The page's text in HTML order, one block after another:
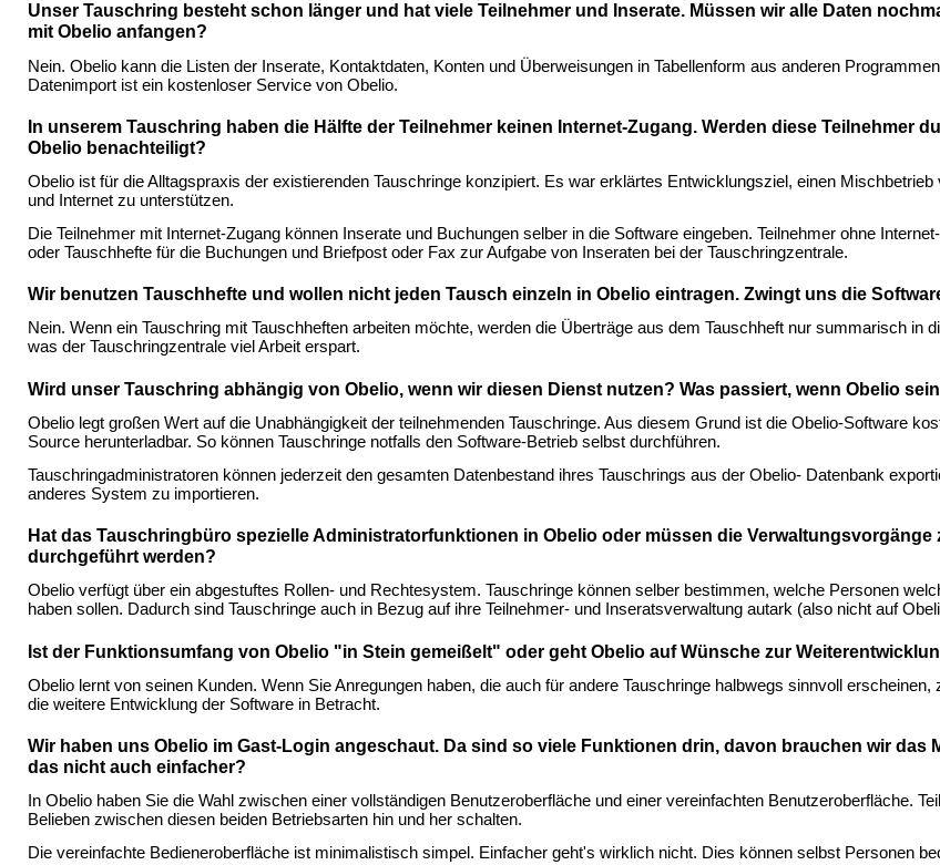
Unser Tauschring besteht schon länger und hat viele Teilnehmer und Inserate. Müssen wir alle Daten
mit Obelio anfangen?
Nein. Obelio kann die Listen der Inserate, Kontaktdaten, Konten und Überweisungen in Tabellenform aus anderen
Datenimport ist ein kostenloser Service von Obelio.
In unserem Tauschring haben die Hälfte der Teilnehmer keinen Internet-Zugang. Werden diese Teilnehmer
Obelio benachteiligt?
Obelio ist für die Alltagspraxis der existierenden Tauschringe konzipiert. Es war erklärtes Entwicklungsziel, einen Mischbetrieb
und Internet zu unterstützen.
Die Teilnehmer mit Internet-Zugang können Inserate und Buchungen selber in die Software eingeben. Teilnehmer ohne
oder Tauschhefte für die Buchungen und Briefpost oder Fax zur Aufgabe von Inseraten bei der Tauschringzentrale.
Wir benutzen Tauschhefte und wollen nicht jeden Tausch einzeln in Obelio eintragen. Zwingt uns die
Nein. Wenn ein Tauschring mit Tauschheften arbeiten möchte, werden die Überträge aus dem Tauschheft nur summarisch in
was der Tauschringzentrale viel Arbeit erspart.
Wird unser Tauschring abhängig von Obelio, wenn wir diesen Dienst nutzen? Was passiert, wenn Obelio
Obelio legt großen Wert auf die Unabhängigkeit der teilnehmenden Tauschringe. Aus diesem Grund ist die Obelio-Software
Source herunterladbar. So können Tauschringe notfalls den Software-Betrieb selbst durchführen.
Tauschringadministratoren können jederzeit den gesamten Datenbestand ihres Tauschrings aus der Obelio- Datenbank
anderes System zu importieren.
Hat das Tauschringbüro spezielle Administratorfunktionen in Obelio oder müssen die Verwaltungsvorgänge
durchgeführt werden?
Obelio verfügt über ein abgestuftes Rollen- und Rechtesystem. Tauschringe können selber bestimmen, welche Personen
haben sollen. Dadurch sind Tauschringe auch in Bezug auf ihre Teilnehmer- und Inseratsverwaltung autark (also nicht auf
Ist der Funktionsumfang von Obelio "in Stein gemeißelt" oder geht Obelio auf Wünsche zur
Obelio lernt von seinen Kunden. Wenn Sie Anregungen haben, die auch für andere Tauschringe halbwegs sinnvoll erscheinen,
die weitere Entwicklung der Software in Betracht.
Wir haben uns Obelio im Gast-Login angeschaut. Da sind so viele Funktionen drin, davon brauchen wir das
das nicht auch einfacher?
In Obelio haben Sie die Wahl zwischen einer vollständigen Benutzeroberfläche und einer vereinfachten Benutzeroberfläche.
Belieben zwischen diesen beiden Betriebsarten hin und her schalten.
Die vereinfachte Bedieneroberfläche ist minimalistisch simpel. Einfacher geht's wirklich nicht. Dies können selbst Personen